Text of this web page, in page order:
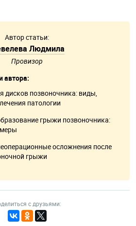
Автор статьи:
Людмила
Провизор
автора:
дисков позвоночника: виды,
патологии
грыжи позвоночника:
осложнения после
грыжи
с друзьями: